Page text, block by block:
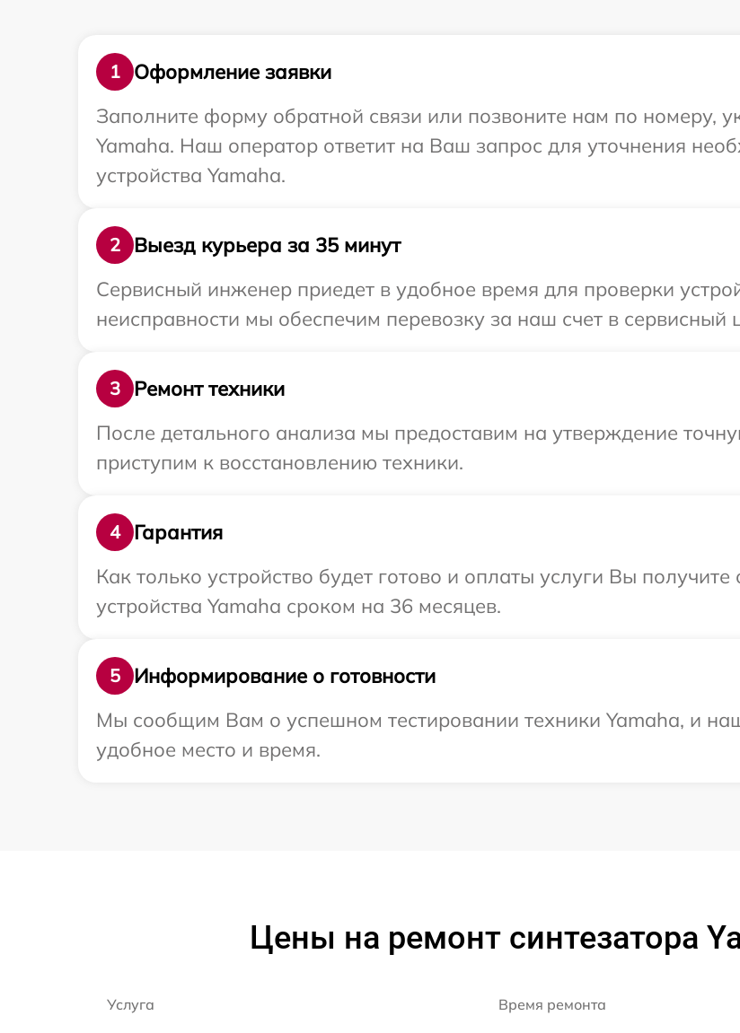
1
Оформление заявки
Заполните форму обратной связи или позвоните нам по номеру,
Yamaha. Наш оператор ответит на Ваш запрос для уточнения
устройства Yamaha.
2
Выезд курьера за 35 минут
Сервисный инженер приедет в удобное время для проверки
неисправности мы обеспечим перевозку за наш счет в сервисный
3
Ремонт техники
После детального анализа мы предоставим на утверждение
приступим к восстановлению техники.
4
Гарантия
Как только устройство будет готово и оплаты услуги Вы
устройства Yamaha сроком на 36 месяцев.
5
Информирование о готовности
Мы сообщим Вам о успешном тестировании техники Yamaha, и
удобное место и время.
Цены на ремонт синтезатора
Услуга Время ремонта